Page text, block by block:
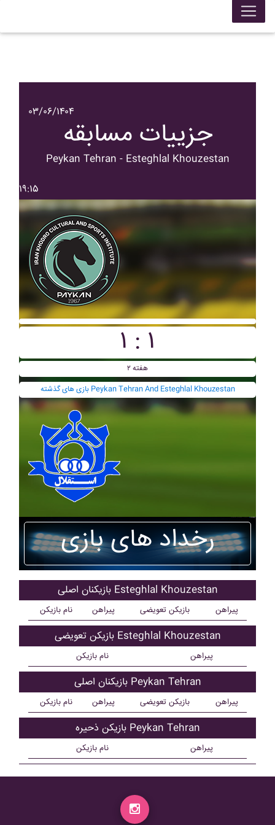
۰۳/۰۶/۱۴۰۴
جزییات مسابقه
Peykan Tehran - Esteghlal Khouzestan
۱۹:۱۵
۱ : ۱
هفته ۲
بازی های گذشته Peykan Tehran And Esteghlal Khouzestan
رخداد های بازی
بازیکنان اصلی Esteghlal Khouzestan
نام بازیکن پیراهن بازیکن تعویضی پیراهن
بازیکن تعویضی Esteghlal Khouzestan
نام بازیکن پیراهن
بازیکنان اصلی Peykan Tehran
نام بازیکن پیراهن بازیکن تعویضی پیراهن
بازیکن ذحیره Peykan Tehran
نام بازیکن پیراهن